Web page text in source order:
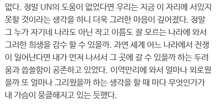
없다. 정말 UN의 도움이 없었다면 우리는 지금 이 자리에 서있지
못할 것이라는 생각을 하니 더욱 그러한 마음이 깊어졌다. 정말
그 누가 자기네 나라도 아닌 작고 이름도 잘 모르는 나라에 와서
그러한 희생을 감수 할 수 있을까. 과연 세계 어느 나라에서 전쟁
이 일어난다면 내가 먼저 나서서 그 곳에 갈 수 있을까 하는 두려
움과 씁쓸함이 공존하고 있었다. 이역만리에 와서 얼마나 외로웠
을까 또 얼마나 그리웠을까 하는 생각을 할 때 마다 무엇인가가
내 가슴이 뭉클해지고 있는 듯했다.